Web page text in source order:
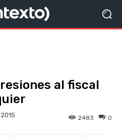
al fiscal
0
2483